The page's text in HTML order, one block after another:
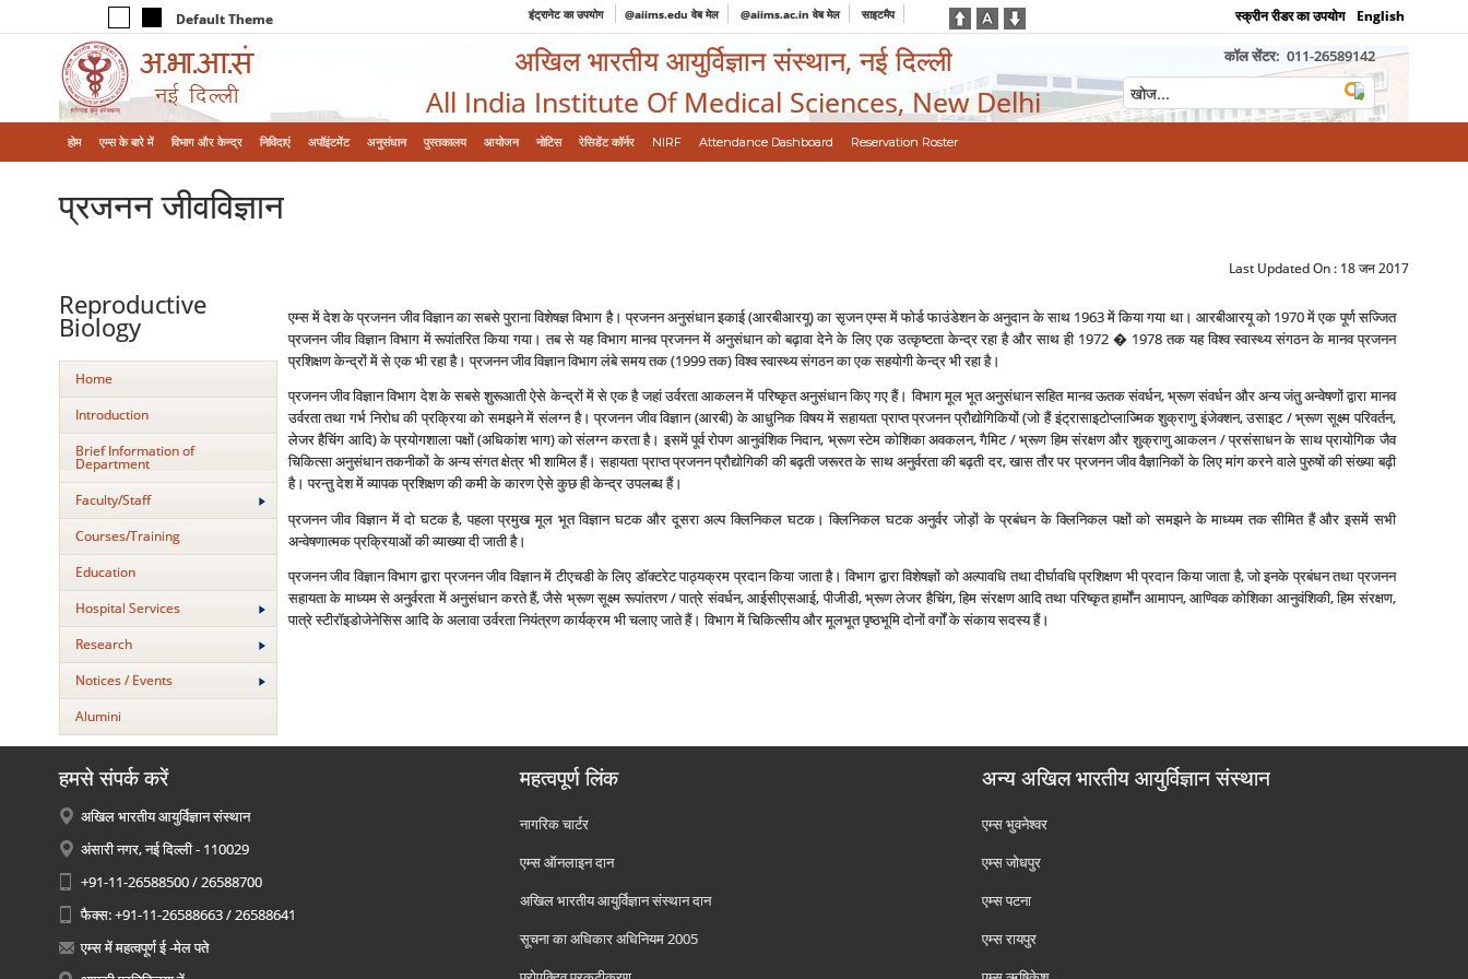
Default Theme इंट्रानेट का उपयोग @aiims.edu वेब मेल @aiims.ac.in वेब मेल साइटमैप स्क्रीन रीडर का उपयोग English
अखिल भारतीय आयुर्विज्ञान संस्थान, नई दिल्ली
All India Institute Of Medical Sciences, New Delhi
कॉल सेंटर: 011-26589142
होम एम्‍स के बारे में विभाग और केन्‍द्र निविदाएं अपॉइंटमेंट अनुसंधान पुस्तकालय आयोजन नोटिस रेसिडेंट कॉर्नर NIRF Attendance Dashboard Reservation Roster
प्रजनन जीवविज्ञान
Last Updated On : 18 जन 2017
Reproductive
Biology
Home
Introduction
Brief Information of
Department
Faculty/Staff
Courses/Training
Education
Hospital Services
Research
Notices / Events
Alumini
एम्‍स में देश के प्रजनन जीव विज्ञान का सबसे पुराना विशेषज्ञ विभाग है। प्रजनन अनुसंधान इकाई (आरबीआरयू) का सृजन एम्‍स में फोर्ड फाउंडेशन के अनुदान के साथ 1963 में किया गया था। आरबीआरयू को 1970 में एक पूर्ण सज्जित
प्रजनन जीव विज्ञान विभाग में रूपांतरित किया गया। तब से यह विभाग मानव प्रजनन में अनुसंधान को बढ़ावा देने के लिए एक उत्‍कृष्‍टता केन्‍द्र रहा है और साथ ही 1972 � 1978 तक यह विश्‍व स्‍वास्‍थ्‍य संगठन के मानव प्रजनन
प्रशिक्षण केन्‍द्रों में से एक भी रहा है। प्रजनन जीव विज्ञान विभाग लंबे समय तक (1999 तक) विश्‍व स्‍वास्‍थ्‍य संगठन का एक सहयोगी केन्‍द्र भी रहा है।
प्रजनन जीव विज्ञान विभाग देश के सबसे शुरूआती ऐसे केन्‍द्रों में से एक है जहां उर्वरता आकलन में परिष्‍कृत अनुसंधान किए गए हैं। विभाग मूल भूत अनुसंधान सहित मानव ऊतक संवर्धन, भ्रूण संवर्धन और अन्‍य जंतु अन्‍वेषणों द्वारा मानव
उर्वरता तथा गर्भ निरोध की प्रक्रिया को समझने में संलग्‍न है। प्रजनन जीव विज्ञान (आरबी) के आधुनिक विषय में सहायता प्राप्‍त प्रजनन प्रौद्योगिकियों (जो हैं इंट्रासाइटोप्‍लाज्मिक शुक्राणु इंजेक्‍शन, उसाइट / भ्रूण सूक्ष्‍म परिवर्तन,
लेजर हैचिंग आदि) के प्रयोगशाला पक्षों (अधिकांश भाग) को संलग्‍न करता है। इसमें पूर्व रोपण आनुवंशिक निदान, भ्रूण स्‍टेम कोशिका अवकलन, गैमिट / भ्रूण हिम संरक्षण और शुक्राणु आकलन / प्रसंसाधन के साथ प्रायोगिक जैव
चिकित्‍सा अनुसंधान तकनीकों के अन्‍य संगत क्षेत्र भी शामिल हैं। सहायता प्राप्‍त प्रजनन प्रौद्योगिकी की बढ़ती जरूरत के साथ अनुर्वरता की बढ़ती दर, खास तौर पर प्रजनन जीव वैज्ञानिकों के लिए मांग करने वाले पुरुषों की संख्‍या बढ़ी
है। परन्‍तु देश में व्‍यापक प्रशिक्षण की कमी के कारण ऐसे कुछ ही केन्‍द्र उपलब्‍ध हैं।
प्रजनन जीव विज्ञान में दो घटक है, पहला प्रमुख मूल भूत विज्ञान घटक और दूसरा अल्‍प क्लिनिकल घटक। क्लिनिकल घटक अनुर्वर जोड़ों के प्रबंधन के क्लिनिकल पक्षों को समझने के माध्‍यम तक सीमित हैं और इसमें सभी
अन्‍वेषणात्‍मक प्रक्रियाओं की व्‍याख्‍या दी जाती है।
प्रजनन जीव विज्ञान विभाग द्वारा प्रजनन जीव विज्ञान में टीएचडी के लिए डॉक्‍टरेट पाठ्यक्रम प्रदान किया जाता है। विभाग द्वारा विशेषज्ञों को अल्‍पावधि तथा दीर्घावधि प्रशिक्षण भी प्रदान किया जाता है, जो इनके प्रबंधन तथा प्रजनन
सहायता के माध्‍यम से अनुर्वरता में अनुसंधान करते हैं, जैसे भ्रूण सूक्ष्‍म रूपांतरण / पात्रे संवर्धन, आईसीएसआई, पीजीडी, भ्रूण लेजर हैचिंग, हिम संरक्षण आदि तथा परिष्‍कृत हार्मोंन आमापन, आण्विक कोशिका आनुवंशिकी, हिम संरक्षण,
पात्रे स्‍टीरॉइडोजेनेसिस आदि के अलावा उर्वरता नियंत्रण कार्यक्रम भी चलाए जाते हैं। विभाग में चिकित्‍सीय और मूलभूत पृष्‍ठभूमि दोनों वर्गों के संकाय सदस्‍य हैं।
हमसे संपर्क करें
अखिल भारतीय आयुर्विज्ञान संस्थान
अंसारी नगर, नई दिल्ली - 110029
+91-11-26588500 / 26588700
फैक्स: +91-11-26588663 / 26588641
एम्स में महत्वपूर्ण ई -मेल पते
महत्वपूर्ण लिंक
नागरिक चार्टर
एम्स ऑनलाइन दान
अखिल भारतीय आयुर्विज्ञान संस्थान दान
सूचना का अधिकार अधिनियम 2005
अन्य अखिल भारतीय आयुर्विज्ञान संस्थान
एम्‍स भुवनेश्वर
एम्‍स जोधपुर
एम्‍स पटना
एम्‍स रायपुर